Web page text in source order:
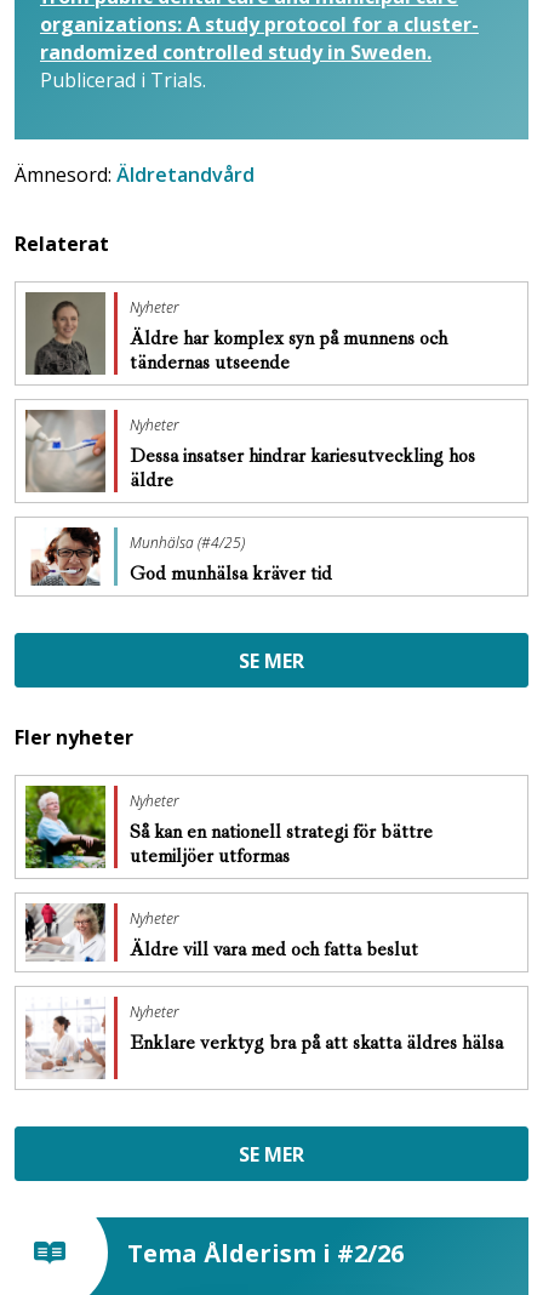
organizations: A study protocol for a cluster-
randomized controlled study in Sweden.
Publicerad i Trials.
Ämnesord: Äldretandvård
Relaterat
Nyheter
Äldre har komplex syn på munnens och
tändernas utseende
Nyheter
Dessa insatser hindrar kariesutveckling hos
äldre
Munhälsa (#4/25)
God munhälsa kräver tid
SE MER
Fler nyheter
Nyheter
Så kan en nationell strategi för bättre
utemiljöer utformas
Nyheter
Äldre vill vara med och fatta beslut
Nyheter
Enklare verktyg bra på att skatta äldres hälsa
SE MER
Tema Ålderism i #2/26